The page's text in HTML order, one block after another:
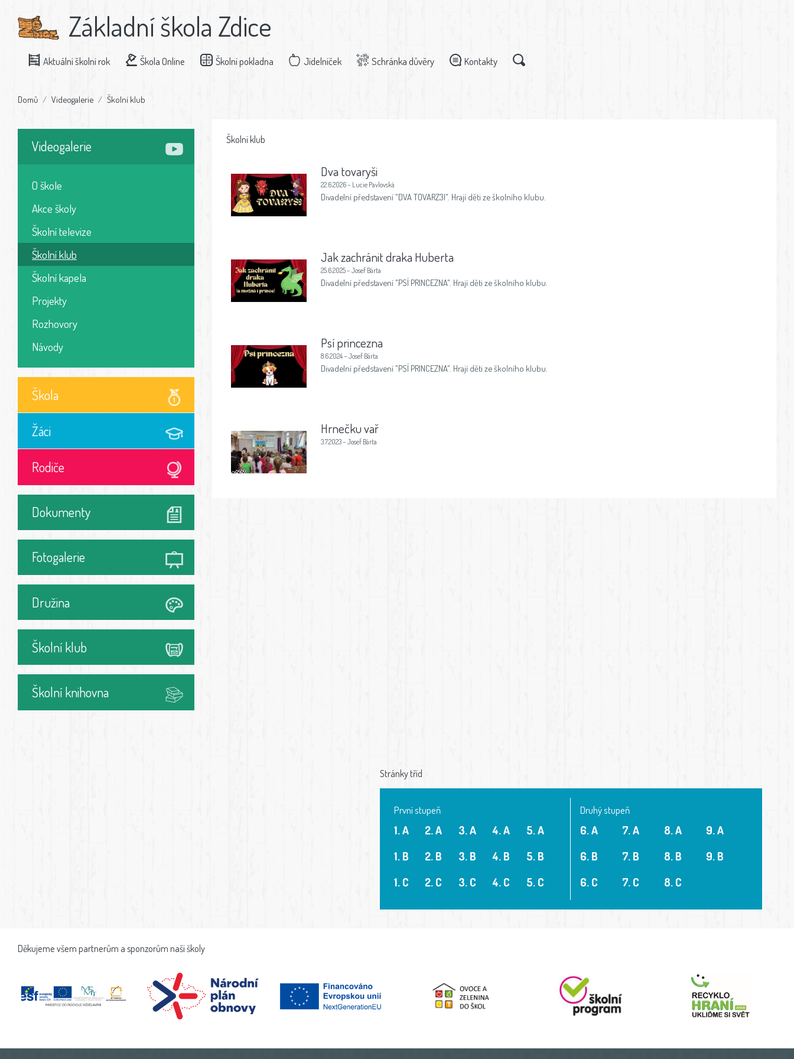
Základní škola Zdice
Aktuální školní rok Škola Online Školní pokladna Jídelníček Schránka důvěry Kontakty
Domů Videogalerie Školní klub
Videogalerie
O škole
Akce školy
Školní televize
Školní klub
Školní kapela
Projekty
Rozhovory
Návody
Škola
Žáci
Rodiče
Dokumenty
Fotogalerie
Družina
Školní klub
Školní knihovna
Školní klub
Dva tovaryši
22.6.2026 – Lucie Pavlovská
Divadelní představení "DVA TOVARZ3I". Hrají děti ze školního klubu.
Jak zachránit draka Huberta
25.6.2025 – Josef Bárta
Divadelní představení "PSÍ PRINCEZNA". Hrají děti ze školního klubu.
Psí princezna
8.6.2024 – Josef Bárta
Divadelní představení "PSÍ PRINCEZNA". Hrají děti ze školního klubu.
Hrnečku vař
3.7.2023 – Josef Bárta
Stránky tříd
První stupeň
1. A
1. B
1. C
2. A
2. B
2. C
3. A
3. B
3. C
4. A
4. B
4. C
5. A
5. B
5. C
Druhý stupeň
6. A
6. B
6. C
7. A
7. B
7. C
8. A
8. B
8. C
9. A
9. B
Děkujeme všem partnerům a sponzorům naší školy